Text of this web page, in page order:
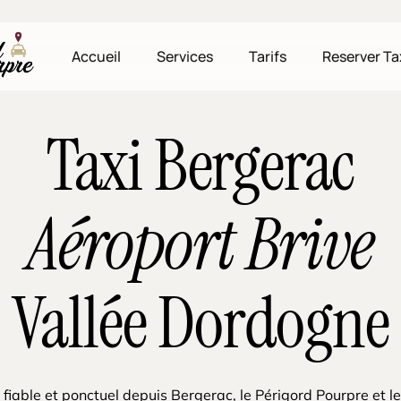
Accueil Services Tarifs Reserver
Taxi Bergerac
Aéroport Brive
Vallée Dordogne
et ponctuel depuis Bergerac, le Périgord Pourpre et